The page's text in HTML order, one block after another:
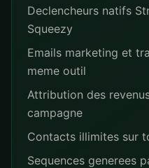
Declencheurs natifs
Squeezy
Emails marketing et
meme outil
Attribution des
campagne
Contacts illimites sur
Sequences generees